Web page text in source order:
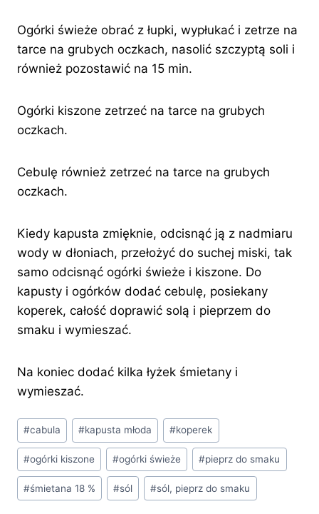
Ogórki świeże obrać z łupki, wypłukać i zetrze na
tarce na grubych oczkach, nasolić szczyptą soli i
również pozostawić na 15 min.
Ogórki kiszone zetrzeć na tarce na grubych
oczkach.
Cebulę również zetrzeć na tarce na grubych
oczkach.
Kiedy kapusta zmięknie, odcisnąć ją z nadmiaru
wody w dłoniach, przełożyć do suchej miski, tak
samo odcisnąć ogórki świeże i kiszone. Do
kapusty i ogórków dodać cebulę, posiekany
koperek, całość doprawić solą i pieprzem do
smaku i wymieszać.
Na koniec dodać kilka łyżek śmietany i
wymieszać.
Tagi
wpisu:
#cabula #kapusta młoda #koperek
#ogórki kiszone #ogórki świeże #pieprz do smaku
#śmietana 18 % #sól #sól, pieprz do smaku